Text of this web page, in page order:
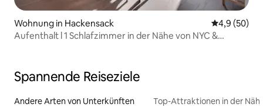
Wohnung in Hackensack
4,9 (50)
Aufenthalt l 1 Schlafzimmer in der Nähe von NYC &
Spannende Reiseziele
Andere Arten von Unterkünften Top-Attraktionen in der